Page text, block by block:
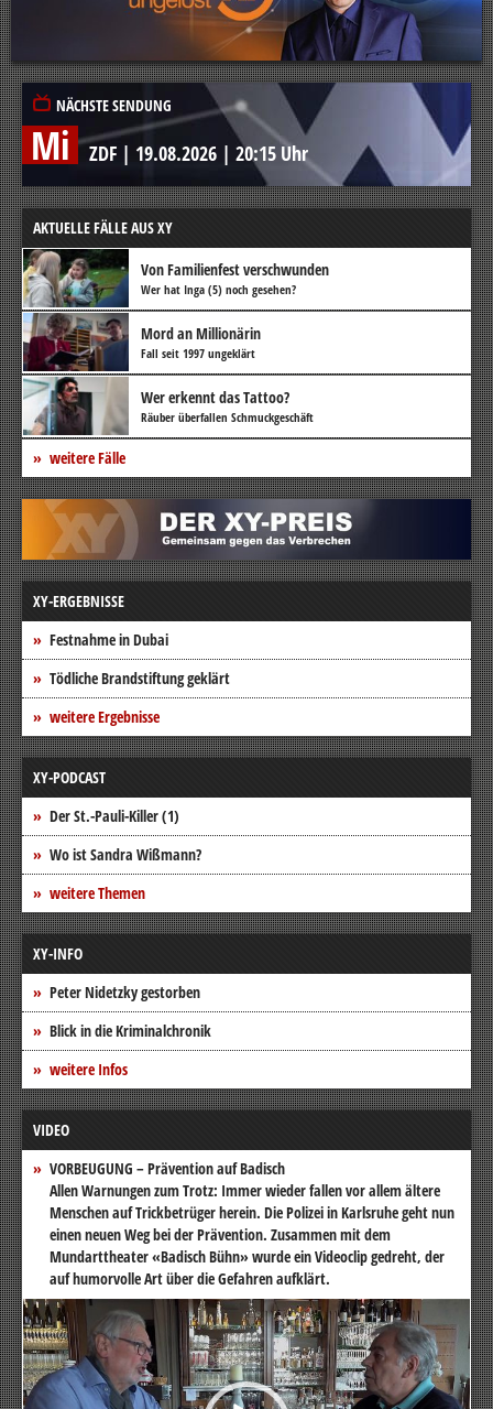
NÄCHSTE SENDUNG
Mi ZDF | 19.08.2026 | 20:15 Uhr
AKTUELLE FÄLLE AUS XY
Von Familienfest verschwunden
Wer hat Inga (5) noch gesehen?
Mord an Millionärin
Fall seit 1997 ungeklärt
Wer erkennt das Tattoo?
Räuber überfallen Schmuckgeschäft
weitere Fälle
XY-ERGEBNISSE
Festnahme in Dubai
Tödliche Brandstiftung geklärt
weitere Ergebnisse
XY-PODCAST
Der St.-Pauli-Killer (1)
Wo ist Sandra Wißmann?
weitere Themen
XY-INFO
Peter Nidetzky gestorben
Blick in die Kriminalchronik
weitere Infos
VIDEO
VORBEUGUNG – Prävention auf Badisch
Allen Warnungen zum Trotz: Immer wieder fallen vor allem ältere
Menschen auf Trickbetrüger herein. Die Polizei in Karlsruhe geht nun
einen neuen Weg bei der Prävention. Zusammen mit dem
Mundarttheater «Badisch Bühn» wurde ein Videoclip gedreht, der
auf humorvolle Art über die Gefahren aufklärt.
Video-
Player